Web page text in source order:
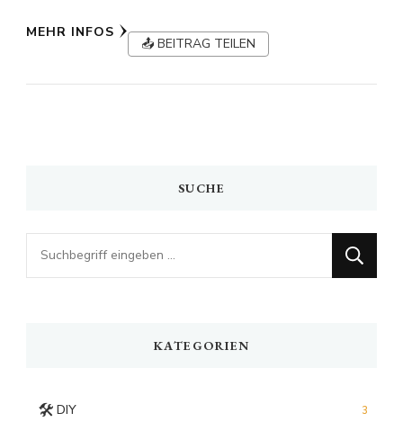
MEHR INFOS
📤 BEITRAG TEILEN
SUCHE
Looking
for
KATEGORIEN
🛠️ DIY 3